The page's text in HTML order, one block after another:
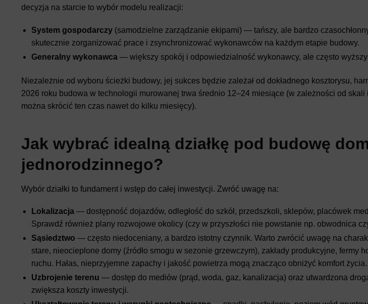
decyzja na starcie to wybór modelu realizacji:
System gospodarczy(samodzielne zarządzanie ekipami) — tańszy, ale bardzo
skutecznie zorganizować prace i zsynchronizować wykonawców na każdym etapie budowy.
Generalny wykonawca— większy spokój i odpowiedzialność wykonawcy, ale często wyższy
Niezależnie od wyboru ścieżki budowy, jej sukces będzie zależał od dokładnego kosztorysu,
2026 roku budowa w technologii murowanej trwa średnio 12–24 miesiące (w zależności od
można skrócić ten czas nawet do kilku miesięcy).
Jak wybrać idealną działkę pod budowę
jednorodzinnego?
Wybór działki to fundament i wstęp do całej inwestycji. Zwróć uwagę na:
Lokalizacja— dostępność dojazdów, odległość do szkół, przedszkoli, sklepów, placówek
Sprawdź również plany rozwojowe okolicy (czy w przyszłości nie powstanie np. obwodnica
Sąsiedztwo — często niedoceniany, a bardzo istotny czynnik. Warto zwrócić uwagę na
stare, nieocieplone domy (źródło smogu w sezonie grzewczym), zakłady produkcyjne, fermy
ruchu. Hałas, nieprzyjemne zapachy i jakość powietrza mogą znacząco obniżyć komfort życia.
Uzbrojenie terenu — dostęp do mediów (prąd, woda, gaz, kanalizacja) oraz utwardzona
zwiększa koszty inwestycji.